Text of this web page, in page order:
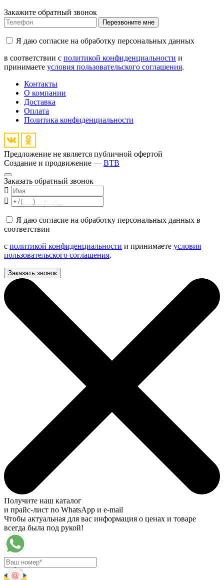
Закажите обратный звонок
Перезвоните мне
Я даю согласие на обработку персональных данных
в соответствии с политикой конфиденциальности и
принимаете условия пользовательского соглашения.
Контакты
О компании
Доставка
Оплата
Политика конфиденциальности
Предложение не является публичной офертой
Создание и продвижение — BTB
Заказать обратный звонок
Я даю согласие на обработку персональных данных в
соответствии
с политикой конфиденциальности и принимаете условия
пользовательского соглашения.
Заказать звонок
Получите наш каталог
и прайс-лист по WhatsApp и e-mail
Чтобы актуальная для вас информация о ценах и товаре
всегда была под рукой!